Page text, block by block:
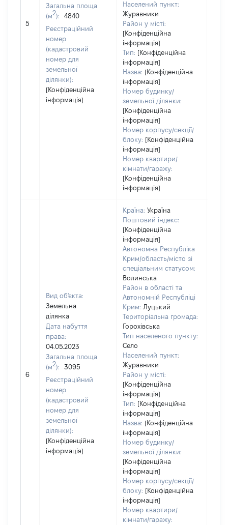
5
Загальна площа
(м2):
4840
Реєстраційний
номер
(кадастровий
номер для
земельної
ділянки):
[Конфіденційна
інформація]
Населений пункт:
Журавники
Район у місті:
[Конфіденційна
інформація]
Тип: [Конфіденційна
інформація]
Назва: [Конфіденційна
інформація]
Номер будинку/
земельної ділянки:
[Конфіденційна
інформація]
Номер корпусу/секції/
блоку: [Конфіденційна
інформація]
Номер квартири/
кімнати/гаражу:
[Конфіденційна
інформація]
6
Вид об'єкта:
Земельна
ділянка
Дата набуття
права:
04.05.2023
Загальна площа
(м2):
3095
Реєстраційний
номер
(кадастровий
номер для
земельної
ділянки):
[Конфіденційна
інформація]
Країна: Україна
Поштовий індекс:
[Конфіденційна
інформація]
Автономна Республіка
Крим/область/місто зі
спеціальним статусом:
Волинська
Район в області та
Автономній Республіці
Крим: Луцький
Територіальна громада:
Горохівська
Тип населеного пункту:
Село
Населений пункт:
Журавники
Район у місті:
[Конфіденційна
інформація]
Тип: [Конфіденційна
інформація]
Назва: [Конфіденційна
інформація]
Номер будинку/
земельної ділянки:
[Конфіденційна
інформація]
Номер корпусу/секції/
блоку: [Конфіденційна
інформація]
Номер квартири/
кімнати/гаражу: